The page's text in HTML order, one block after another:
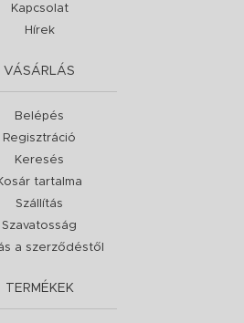
Kapcsolat
Hírek
VÁSÁRLÁS
Belépés
Regisztráció
Keresés
tartalma
Szállítás
Szavatosság
a szerződéstől
TERMÉKEK